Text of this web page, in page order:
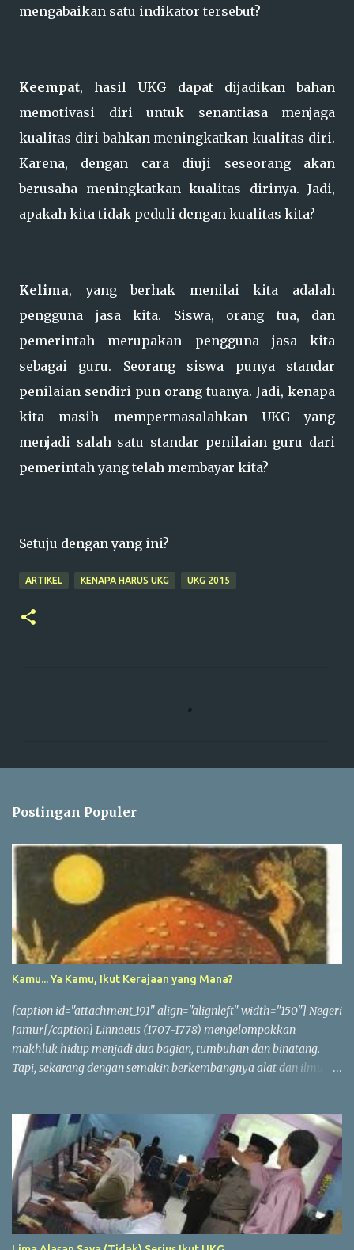
mengabaikan satu indikator tersebut?
Keempat, hasil UKG dapat dijadikan bahan
memotivasi diri untuk senantiasa menjaga
kualitas diri bahkan meningkatkan kualitas diri.
Karena, dengan cara diuji seseorang akan
berusaha meningkatkan kualitas dirinya. Jadi,
apakah kita tidak peduli dengan kualitas kita?
Kelima, yang berhak menilai kita adalah
pengguna jasa kita. Siswa, orang tua, dan
pemerintah merupakan pengguna jasa kita
sebagai guru. Seorang siswa punya standar
penilaian sendiri pun orang tuanya. Jadi, kenapa
kita masih mempermasalahkan UKG yang
menjadi salah satu standar penilaian guru dari
pemerintah yang telah membayar kita?
Setuju dengan yang ini?
ARTIKEL KENAPA HARUS UKG UKG 2015
r
Postingan Populer
Kamu... Ya Kamu, Ikut Kerajaan yang Mana?
[caption id="attachment_191" align="alignleft" width="150"] Negeri
Jamur[/caption] Linnaeus (1707-1778) mengelompokkan
makhluk hidup menjadi dua bagian, tumbuhan dan binatang.
Tapi, sekarang dengan semakin berkembangnya alat dan ilmu
adalah sistem lima dunia (Kingdom). Dunia Monera yang terdiri
dari bakteri dan cyanobacteria (alga biru). Dunia Protista yang
diisi oleh sekumpulan organisme bersel satu, sementara Dunia
Jamur dihuni oleh kelompok makhluk hidup yang mengambil
nutrisi dari lingkungannya. Terakhir yaitu dua dunia yang terdiri
dari makhluk hidup kompleks bersel banyak Dunia Tumbuhan
dan Dunia Hewan . Monera Monera merupakan organisme sel